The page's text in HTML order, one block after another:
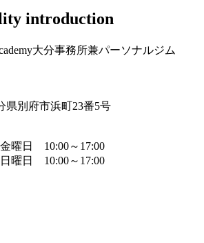
introduction
大分事務所兼パーソナルジム
県別府市浜町23番5号
曜日 10:00～17:00
曜日 10:00～17:00